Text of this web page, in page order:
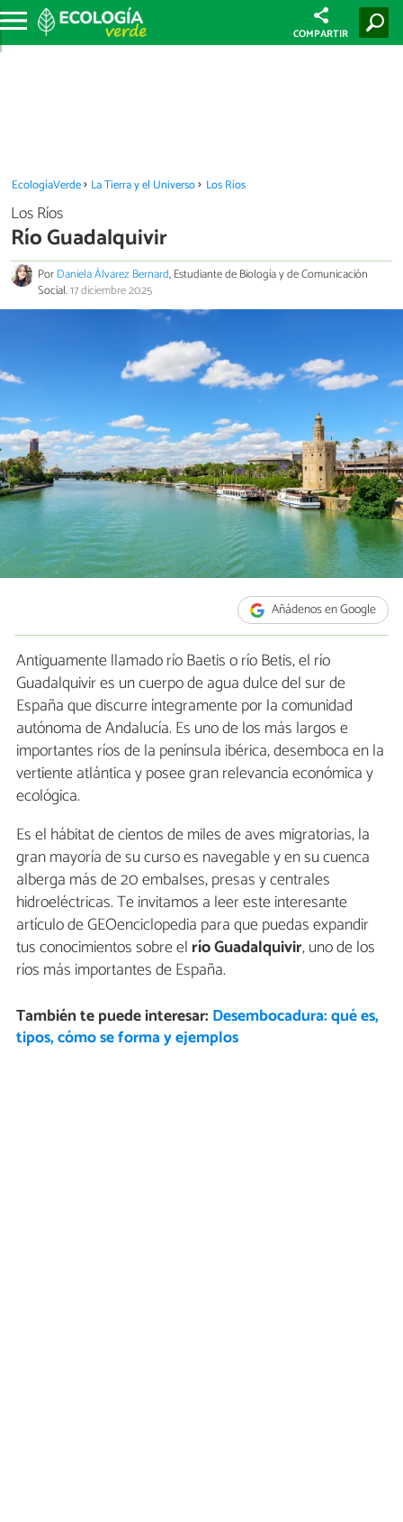
COMPARTIR
EcologíaVerde La Tierra y el Universo Los Ríos
Los Ríos
Río Guadalquivir
PorDaniela Álvarez Bernard, Estudiante de Biología y de Comunicación
Social.17 diciembre 2025
Añádenos en Google
Antiguamente llamado río Baetis o río Betis, el río
Guadalquivir es un cuerpo de agua dulce del sur de
España que discurre íntegramente por la comunidad
autónoma de Andalucía. Es uno de los más largos e
importantes ríos de la península ibérica, desemboca en la
vertiente atlántica y posee gran relevancia económica y
ecológica.
Es el hábitat de cientos de miles de aves migratorias, la
gran mayoría de su curso es navegable y en su cuenca
alberga más de 20 embalses, presas y centrales
hidroeléctricas. Te invitamos a leer este interesante
artículo de GEOenciclopedia para que puedas expandir
tus conocimientos sobre el río Guadalquivir, uno de los
ríos más importantes de España.
También te puede interesar: Desembocadura: qué es,
tipos, cómo se forma y ejemplos